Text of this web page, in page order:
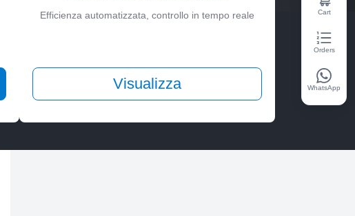
Efficienza automatizzata, controllo in tempo reale
Visualizza
Cart
Orders
WhatsApp